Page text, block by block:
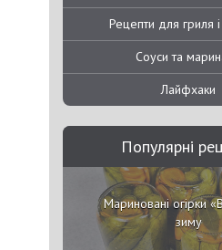
Рецепти для гриля
Соуси та
Лайфхаки
Популярні
Мариновані огірки
зиму